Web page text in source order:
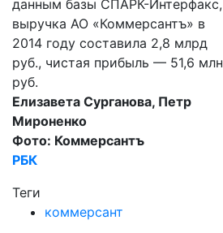
данным базы СПАРК-Интерфакс,
выручка АО «Коммерсантъ» в
2014 году составила 2,8 млрд
руб., чистая прибыль — 51,6 млн
руб.
Елизавета Сурганова, Петр
Мироненко
Фото: Коммерсантъ
РБК
Теги
коммерсант